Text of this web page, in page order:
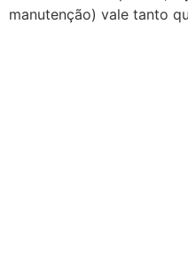
manutenção) vale tanto